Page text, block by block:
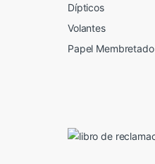
Dípticos
Volantes
Papel Membretado